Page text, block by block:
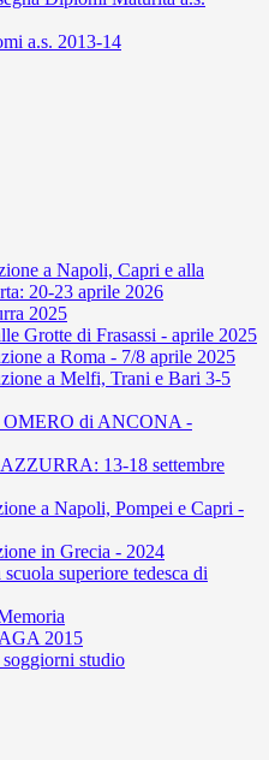
a.s. 2013-14
a Napoli, Capri e alla
20-23 aprile 2026
2025
Grotte di Frasassi - aprile 2025
a Roma - 7/8 aprile 2025
a Melfi, Trani e Bari 3-5
OMERO di ANCONA -
13-18 settembre
a Napoli, Pompei e Capri -
in Grecia - 2024
superiore tedesca di
2015
studio